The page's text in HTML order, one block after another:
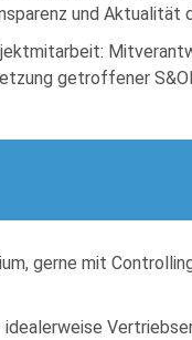
und
getroffener
gerne mit